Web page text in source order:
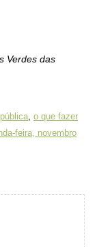
Verdes das
o que fazer
feira, novembro